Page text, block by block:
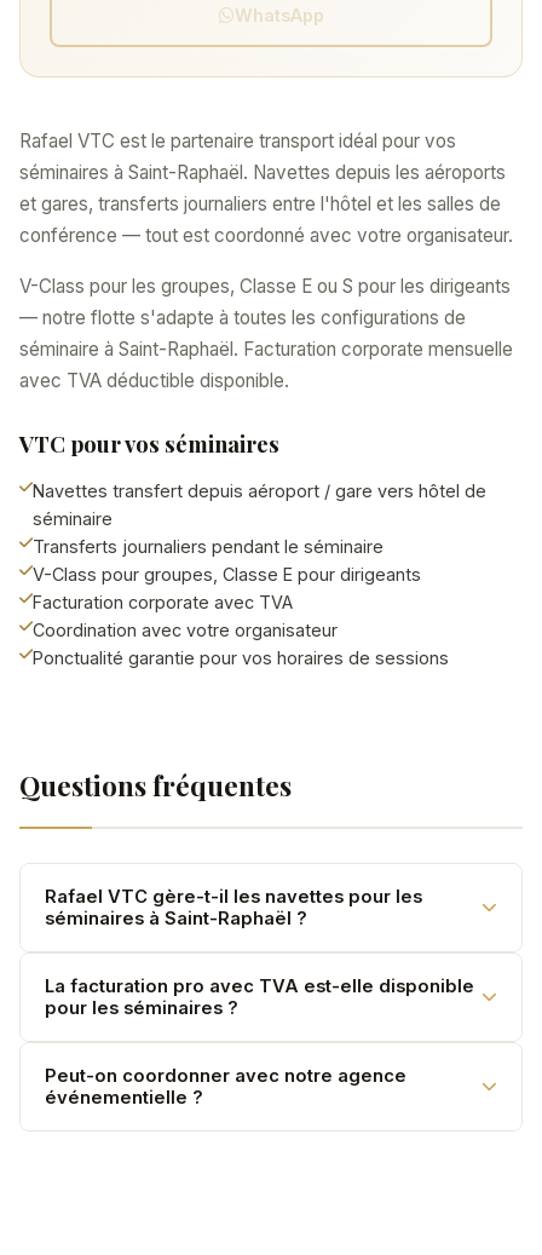
Rafael VTC est le partenaire transport idéal pour vos
séminaires à Saint-Raphaël. Navettes depuis les aéroports
et gares, transferts journaliers entre l'hôtel et les salles de
conférence — tout est coordonné avec votre organisateur.
V-Class pour les groupes, Classe E ou S pour les dirigeants
— notre flotte s'adapte à toutes les configurations de
séminaire à Saint-Raphaël. Facturation corporate mensuelle
avec TVA déductible disponible.
VTC pour vos séminaires
Navettes transfert depuis aéroport / gare vers hôtel de
séminaire
Transferts journaliers pendant le séminaire
V-Class pour groupes, Classe E pour dirigeants
Facturation corporate avec TVA
Coordination avec votre organisateur
Ponctualité garantie pour vos horaires de sessions
WhatsApp
Questions fréquentes
Rafael VTC gère-t-il les navettes pour les
séminaires à Saint-Raphaël ?
Oui. Navettes aéroport, transferts journaliers, flotte
multi-véhicules selon la taille du groupe.
La facturation pro avec TVA est-elle disponible
pour les séminaires ?
Oui. Facture mensuelle récapitulative avec TVA pour
tous les comptes corporate.
Peut-on coordonner avec notre agence
événementielle ?